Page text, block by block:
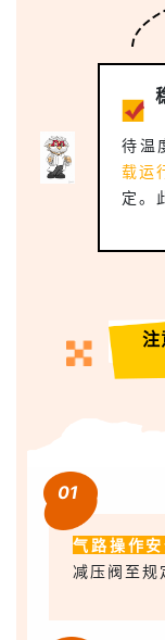
待温
载运
定。
注
01
气路操作安
减压阀至